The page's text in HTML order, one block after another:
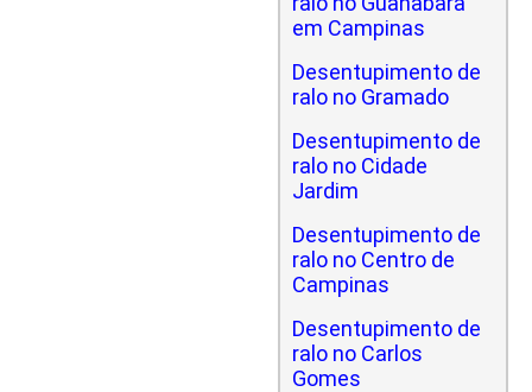
em Campinas
Desentupimento de
ralo no Gramado
Desentupimento de
ralo no Cidade
Jardim
Desentupimento de
ralo no Centro de
Campinas
Desentupimento de
ralo no Carlos
Gomes